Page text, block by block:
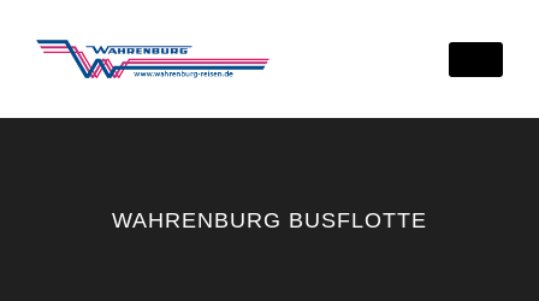
WAHRENBURG BUSFLOTTE